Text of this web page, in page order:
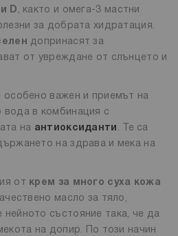
D , както и омега-3 мастни
за добрата хидратация.
допринасят за
от увреждане от слънцето и
особено важен и приемът на
вода в комбинация с
на антиоксиданти . Те са
на здрава и мека на
от
крем за много суха кожа
масло за тяло,
състояние така, че да
на допир. По този начин